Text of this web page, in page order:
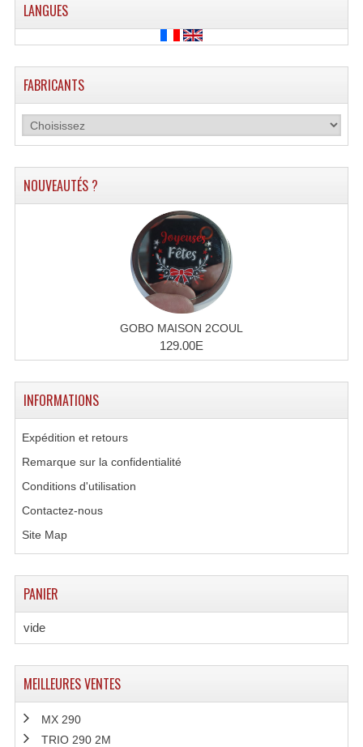
LANGUES
FABRICANTS
NOUVEAUTÉS ?
GOBO MAISON 2COUL
129.00E
INFORMATIONS
Expédition et retours
Remarque sur la confidentialité
Conditions d'utilisation
Contactez-nous
Site Map
PANIER
vide
MEILLEURES VENTES
MX 290
TRIO 290 2M